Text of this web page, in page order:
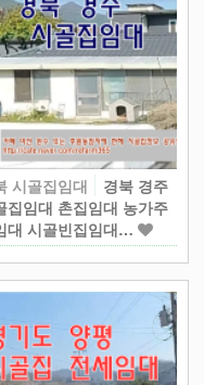
시골집임대
경북 경주
집임대 촌집임대 농가주
대 시골빈집임대…